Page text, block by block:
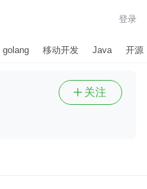
登录
golang 移动开发 Java 开源
 关注